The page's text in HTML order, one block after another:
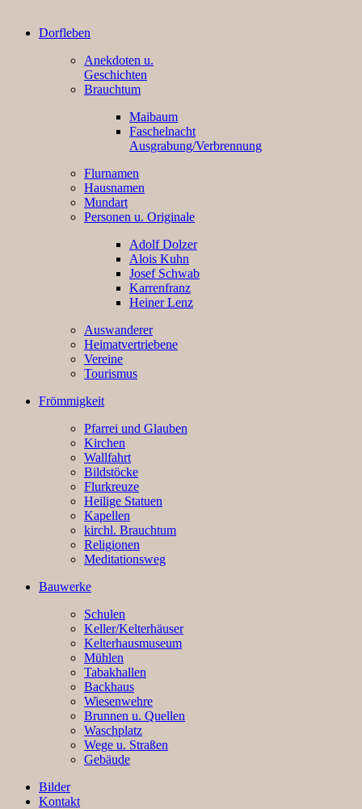
Dorfleben
Anekdoten u.
Geschichten
Brauchtum
Maibaum
Faschelnacht
Ausgrabung/Verbrennung
Flurnamen
Hausnamen
Mundart
Personen u. Originale
Adolf Dolzer
Alois Kuhn
Josef Schwab
Karrenfranz
Heiner Lenz
Auswanderer
Heimatvertriebene
Vereine
Tourismus
Frömmigkeit
Pfarrei und Glauben
Kirchen
Wallfahrt
Bildstöcke
Flurkreuze
Heilige Statuen
Kapellen
kirchl. Brauchtum
Religionen
Meditationsweg
Bauwerke
Schulen
Keller/Kelterhäuser
Kelterhausmuseum
Mühlen
Tabakhallen
Backhaus
Wiesenwehre
Brunnen u. Quellen
Waschplatz
Wege u. Straßen
Gebäude
Bilder
Kontakt